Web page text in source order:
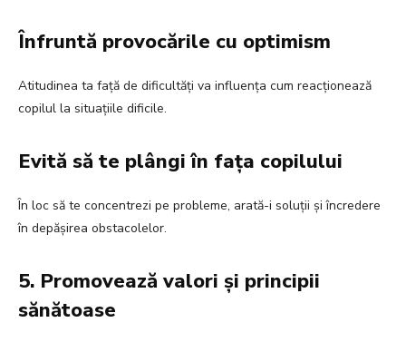
Înfruntă provocările cu optimism
Atitudinea ta față de dificultăți va influența cum reacționează
copilul la situațiile dificile.
Evită să te plângi în fața copilului
În loc să te concentrezi pe probleme, arată-i soluții și încredere
în depășirea obstacolelor.
5. Promovează valori și principii
sănătoase